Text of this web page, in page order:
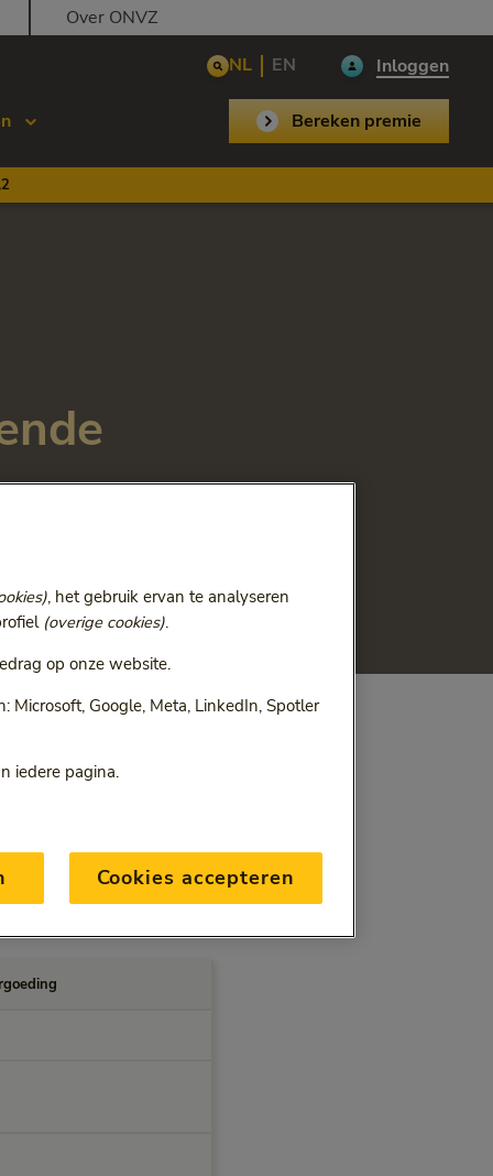
Over ONVZ
NL
EN Inloggen
Bereken premie
hoger zijn dan de
, het gebruik ervan te analyseren
(overige cookies).
op onze website.
Google, Meta, LinkedIn, Spotler
iedere pagina.
Cookies accepteren